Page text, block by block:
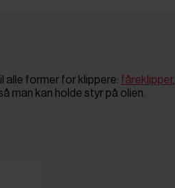
alle former for klippere: fåreklipper,
man kan holde styr på olien.